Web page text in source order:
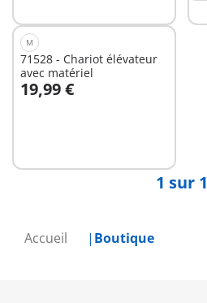
Accueil Boutique
M
71528 - Chariot élévateur
avec matériel
19,99 €
Au panier
1 sur 1